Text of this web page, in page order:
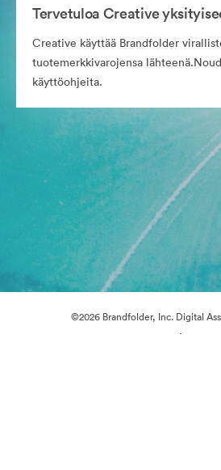
Tervetuloa Creative
Creative käyttää Brandfolder
tuotemerkkivarojensa
käyttöohjeita.
©2026 Brandfolder, Inc. Digital
·